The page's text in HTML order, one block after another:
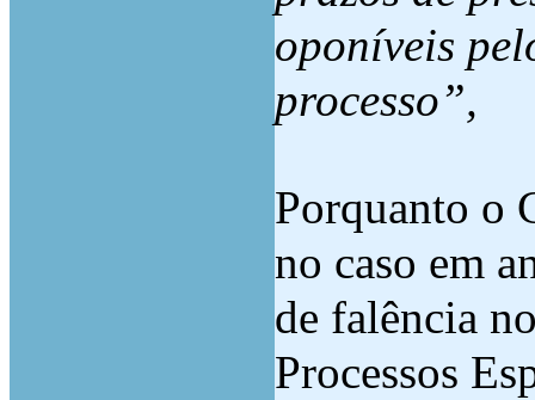
oponíveis
processo”,
Porquanto o
no caso em
de falência
Processos